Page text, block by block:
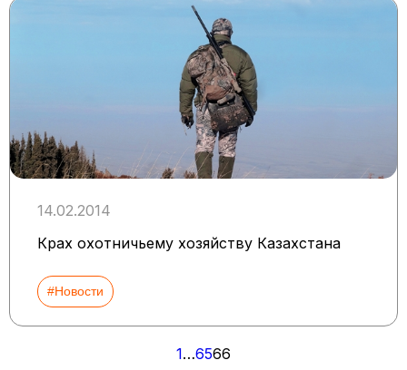
14.02.2014
Крах охотничьему хозяйству Казахстана
#Новости
1…6566